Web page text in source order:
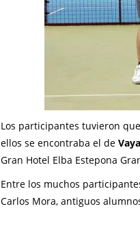
Los participantes tuvieron
ellos se encontraba el de
Gran Hotel Elba Estepona
Entre los muchos
Carlos Mora, antiguos